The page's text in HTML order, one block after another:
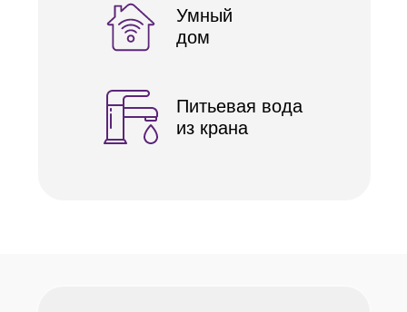
Умный
дом
Питьевая вода
из крана